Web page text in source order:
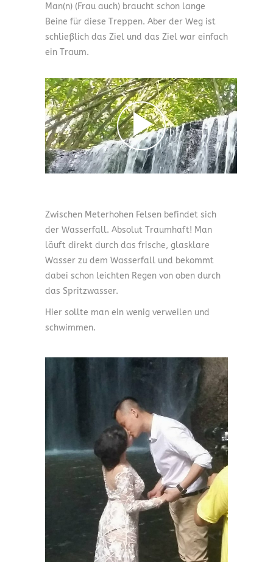
Man(n) (Frau auch) braucht schon lange
Beine für diese Treppen. Aber der Weg ist
schließlich das Ziel und das Ziel war einfach
ein Traum.
Zwischen Meterhohen Felsen befindet sich
der Wasserfall. Absolut Traumhaft! Man
läuft direkt durch das frische, glasklare
Wasser zu dem Wasserfall und bekommt
dabei schon leichten Regen von oben durch
das Spritzwasser.
Hier sollte man ein wenig verweilen und
schwimmen.